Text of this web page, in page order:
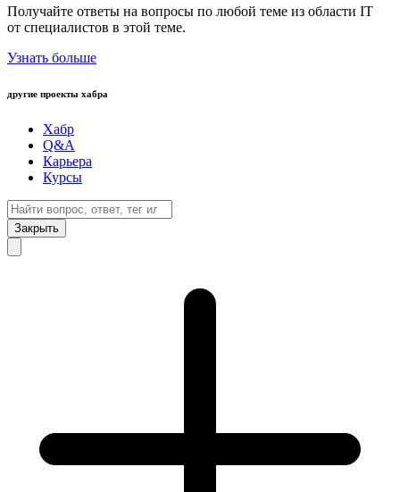
Получайте ответы на вопросы по любой теме из области IT
от специалистов в этой теме.
Узнать больше
другие проекты хабра
Хабр
Q&A
Карьера
Курсы
Закрыть